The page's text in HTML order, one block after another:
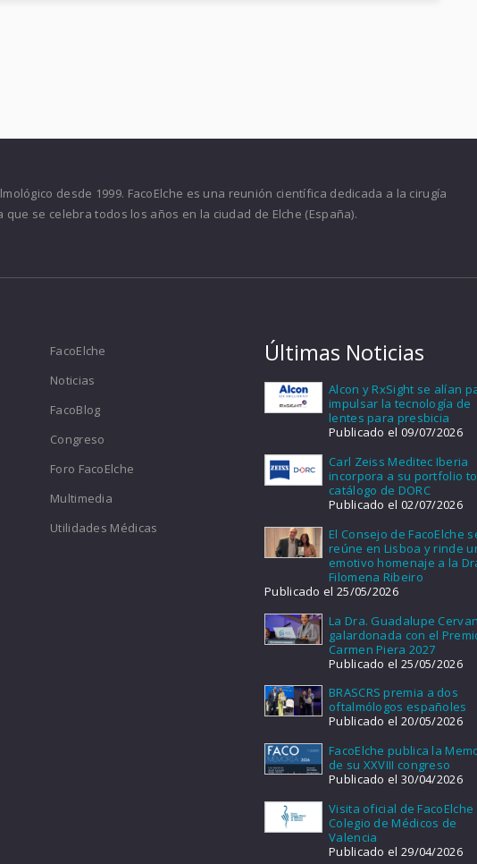
desde 1999. FacoElche es una reunión científica dedicada a la cirugía
se celebra todos los años en la ciudad de Elche (España).
FacoElche
Noticias
FacoBlog
Congreso
Foro FacoElche
Multimedia
Utilidades Médicas
Últimas Noticias
Alcon y RxSight se alían
impulsar la tecnología de
lentes para presbicia
Publicado el 09/07/2026
Carl Zeiss Meditec Iberia
incorpora a su portfolio
catálogo de DORC
Publicado el 02/07/2026
El Consejo de FacoElche
reúne en Lisboa y rinde
emotivo homenaje a la
Filomena Ribeiro
Publicado el 25/05/2026
La Dra. Guadalupe
galardonada con el
Carmen Piera 2027
Publicado el 25/05/2026
BRASCRS premia a dos
oftalmólogos españoles
Publicado el 20/05/2026
FacoElche publica la
de su XXVIII congreso
Publicado el 30/04/2026
Visita oficial de FacoElche
Colegio de Médicos de
Valencia
Publicado el 29/04/2026